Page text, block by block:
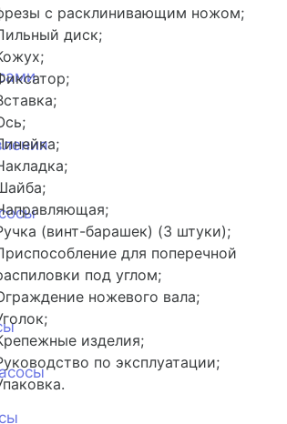
с расклинивающим ножом;
диск;
(винт-барашек) (3 штуки);
для поперечной
под углом;
ножевого вала;
изделия;
по эксплуатации;